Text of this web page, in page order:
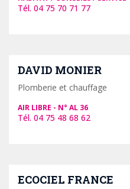
04 75 70 71 77
DAVID MONIER
Plomberie et chauffage
AIR LIBRE AL 36
04 75 48 68 62
ECOCIEL FRANCE